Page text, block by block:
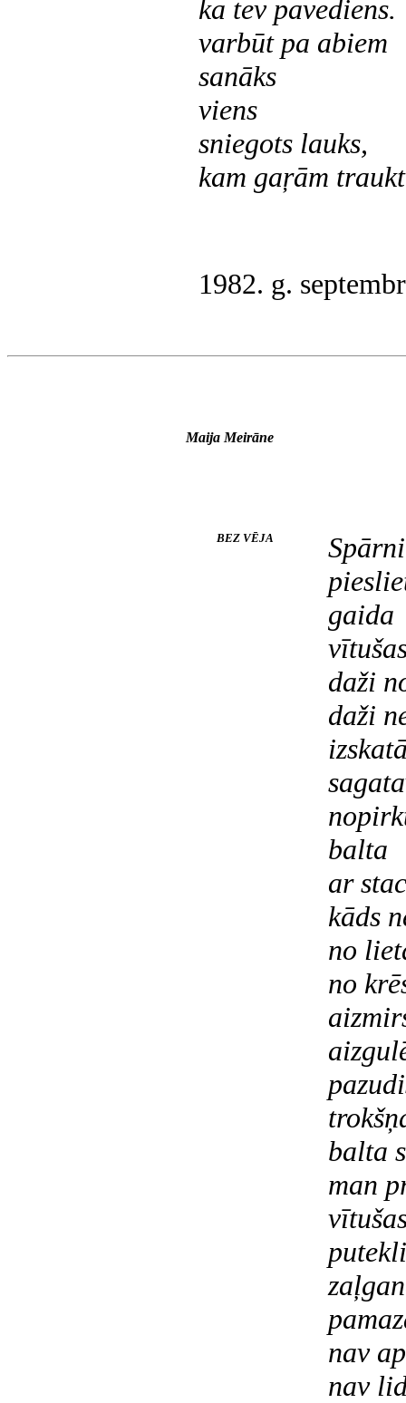
ka tev pavediens.
varbūt pa abiem
sanāks
viens
sniegots lauks,
kam gaŗām
1982. g.
Maija Meirāne
BEZ VĒJA
gaida
daži
daži
balta
ar
kāds
no
no
balta
man
nav
nav